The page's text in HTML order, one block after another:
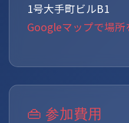
1号大手町ビルB1
Googleマップで場所
👜 参加費用